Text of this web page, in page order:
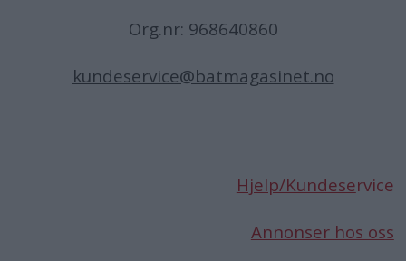
Org.nr: 968640860
kundeservice@batmagasinet.no
Hjelp/Kundeservice
Annonser hos oss